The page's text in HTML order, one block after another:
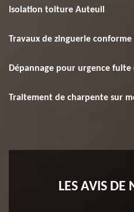
Isolation toiture Auteuil
Travaux de zinguerie
Dépannage pour urgence
Traitement de charpente sur
LES AVIS DE